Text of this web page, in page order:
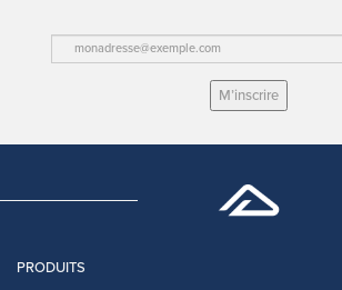
M’inscrire
PRODUITS